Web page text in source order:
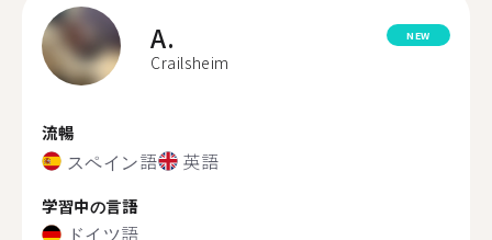
A.
Crailsheim
NEW
流暢
スペイン語 英語
学習中の言語
ドイツ語